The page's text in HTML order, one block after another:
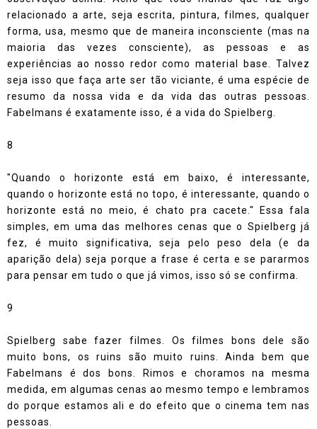
relacionado a arte, seja escrita, pintura, filmes, qualquer
forma, usa, mesmo que de maneira inconsciente (mas na
maioria das vezes consciente), as pessoas e as
experiências ao nosso redor como material base. Talvez
seja isso que faça arte ser tão viciante, é uma espécie de
resumo da nossa vida e da vida das outras pessoas.
Fabelmans é exatamente isso, é a vida do Spielberg.
8
"Quando o horizonte está em baixo, é interessante,
quando o horizonte está no topo, é interessante, quando o
horizonte está no meio, é chato pra cacete." Essa fala
simples, em uma das melhores cenas que o Spielberg já
fez, é muito significativa, seja pelo peso dela (e da
aparição dela) seja porque a frase é certa e se pararmos
para pensar em tudo o que já vimos, isso só se confirma.
9
Spielberg sabe fazer filmes. Os filmes bons dele são
muito bons, os ruins são muito ruins. Ainda bem que
Fabelmans é dos bons. Rimos e choramos na mesma
medida, em algumas cenas ao mesmo tempo e lembramos
do porque estamos ali e do efeito que o cinema tem nas
pessoas.